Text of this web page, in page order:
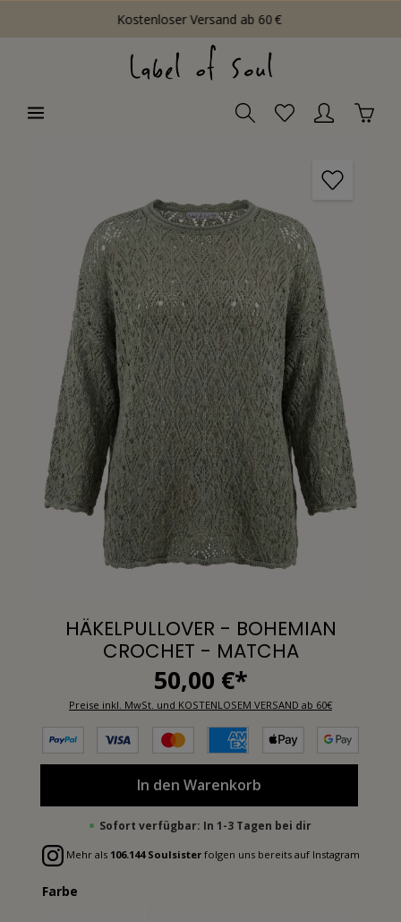
Kostenloser Versand ab 60 €
HÄKELPULLOVER - BOHEMIAN
CROCHET - MATCHA
50,00 €*
Preise inkl. MwSt. und KOSTENLOSEM VERSAND ab 60€
In den Warenkorb
Sofort verfügbar: In 1-3 Tagen bei dir
Mehr als 106.144 Soulsisterfolgen uns bereits auf Instagram
Farbe